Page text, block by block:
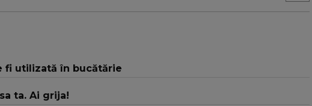
fi utilizată în bucătărie
ta. Ai grija!